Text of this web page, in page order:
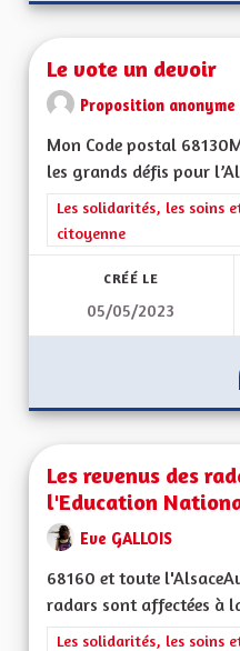
Le vote un devoir
Proposition anonyme
Mon Code postal
les grands défis pour
Filtrer les résultats de la
Les solidarités, les soins
citoyenne
CRÉÉ LE
05/05/2023
Les revenus des
l'Education
Eve GALLOIS
68160 et toute
radars sont affectées à
Filtrer les résultats de la
Les solidarités, les soins